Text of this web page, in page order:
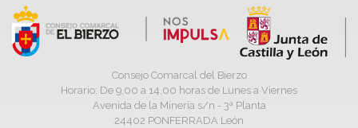
Consejo Comarcal del Bierzo
Horario: De 9,00 a 14,00 horas de Lunes a Viernes
Avenida de la Minería s/n - 3ª Planta
24402 PONFERRADA León